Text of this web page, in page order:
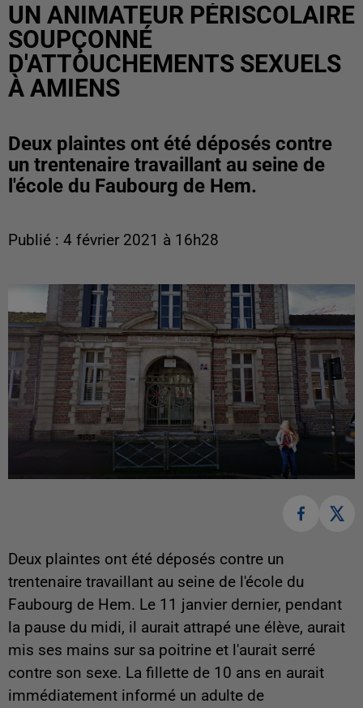
UN ANIMATEUR PÉRISCOLAIRE
SOUPÇONNÉ
D'ATTOUCHEMENTS SEXUELS
À AMIENS
Deux plaintes ont été déposés contre
un trentenaire travaillant au seine de
l'école du Faubourg de Hem.
Publié : 4 février 2021 à 16h28
Deux plaintes ont été déposés contre un
trentenaire travaillant au seine de l'école du
Faubourg de Hem. Le 11 janvier dernier, pendant
la pause du midi, il aurait attrapé une élève, aurait
mis ses mains sur sa poitrine et l'aurait serré
contre son sexe. La fillette de 10 ans en aurait
immédiatement informé un adulte de